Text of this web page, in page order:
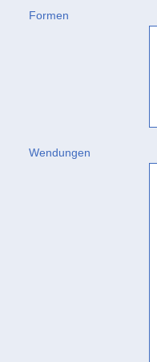
Formen
Wendungen